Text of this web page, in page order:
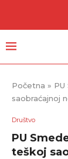
Početna »
saobraćajnoj
Društvo
PU
teškoj